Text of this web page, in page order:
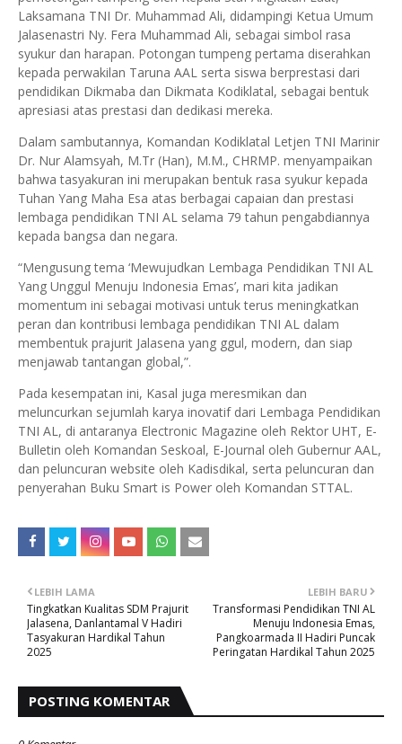
Laksamana TNI Dr. Muhammad Ali, didampingi Ketua Umum
Jalasenastri Ny. Fera Muhammad Ali, sebagai simbol rasa
syukur dan harapan. Potongan tumpeng pertama diserahkan
kepada perwakilan Taruna AAL serta siswa berprestasi dari
pendidikan Dikmaba dan Dikmata Kodiklatal, sebagai bentuk
apresiasi atas prestasi dan dedikasi mereka.
Dalam sambutannya, Komandan Kodiklatal Letjen TNI Marinir
Dr. Nur Alamsyah, M.Tr (Han), M.M., CHRMP. menyampaikan
bahwa tasyakuran ini merupakan bentuk rasa syukur kepada
Tuhan Yang Maha Esa atas berbagai capaian dan prestasi
lembaga pendidikan TNI AL selama 79 tahun pengabdiannya
kepada bangsa dan negara.
“Mengusung tema ‘Mewujudkan Lembaga Pendidikan TNI AL
Yang Unggul Menuju Indonesia Emas’, mari kita jadikan
momentum ini sebagai motivasi untuk terus meningkatkan
peran dan kontribusi lembaga pendidikan TNI AL dalam
membentuk prajurit Jalasena yang ggul, modern, dan siap
menjawab tantangan global,”.
Pada kesempatan ini, Kasal juga meresmikan dan
meluncurkan sejumlah karya inovatif dari Lembaga Pendidikan
TNI AL, di antaranya Electronic Magazine oleh Rektor UHT, E-
Bulletin oleh Komandan Seskoal, E-Journal oleh Gubernur AAL,
dan peluncuran website oleh Kadisdikal, serta peluncuran dan
penyerahan Buku Smart is Power oleh Komandan STTAL.
LEBIH BARU
Transformasi Pendidikan TNI AL
Menuju Indonesia Emas,
Pangkoarmada II Hadiri Puncak
Peringatan Hardikal Tahun 2025
LEBIH LAMA
Tingkatkan Kualitas SDM Prajurit
Jalasena, Danlantamal V Hadiri
Tasyakuran Hardikal Tahun
2025
POSTING KOMENTAR